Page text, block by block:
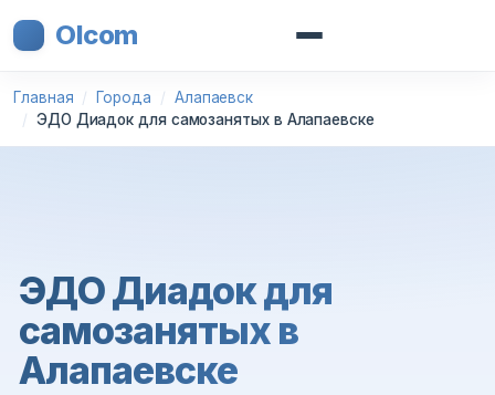
Olcom
Главная Города
Алапаевск
ЭДО Диадок для самозанятых в Алапаевске
ЭДО Диадок для
самозанятых в
Алапаевске